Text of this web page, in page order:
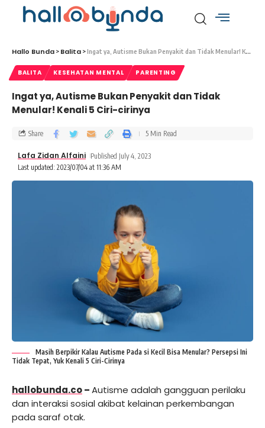
Hallo Bunda > Balita >Ingat ya, Autisme Bukan Penyakit dan Tidak Menular! Kenali 5 Ciri-cirinya
BALITA KESEHATAN MENTAL PARENTING
Ingat ya, Autisme Bukan Penyakit dan Tidak
Menular! Kenali 5 Ciri-cirinya
Last updated: 2023/07/04 at 11:36 AM
Lafa Zidan Alfaini Published July 4, 2023
Share 5 Min Read
Masih Berpikir Kalau Autisme Pada si Kecil Bisa Menular? Persepsi Ini
Tidak Tepat, Yuk Kenali 5 Ciri-Cirinya
hallobunda.co–Autisme adalah gangguan perilaku
dan interaksi sosial akibat kelainan perkembangan
pada saraf otak.